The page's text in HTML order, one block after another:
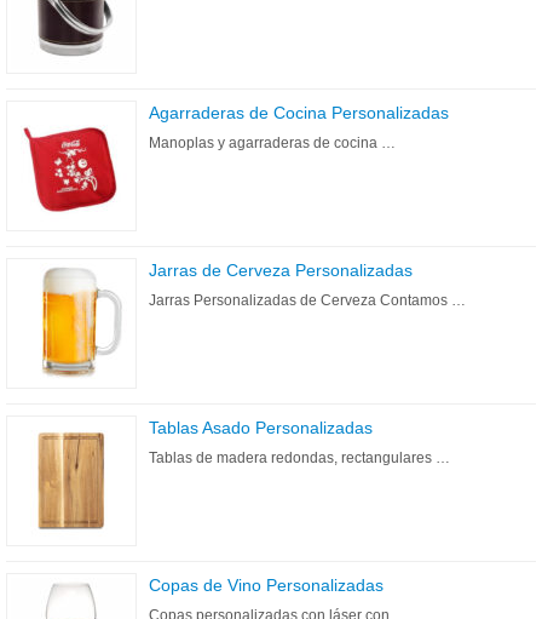
Agarraderas de Cocina Personalizadas
Manoplas y agarraderas de cocina …
Jarras de Cerveza Personalizadas
Jarras Personalizadas de Cerveza Contamos …
Tablas Asado Personalizadas
Tablas de madera redondas, rectangulares …
Copas de Vino Personalizadas
Copas personalizadas con láser con …